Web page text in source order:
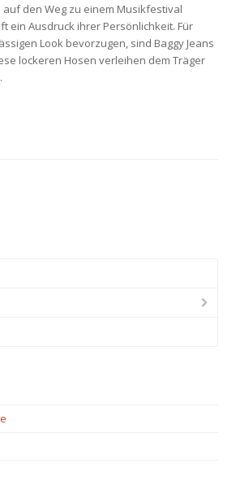
auf den Weg zu einem Musikfestival
ein Ausdruck ihrer Persönlichkeit. Für
Look bevorzugen, sind Baggy Jeans
lockeren Hosen verleihen dem Träger